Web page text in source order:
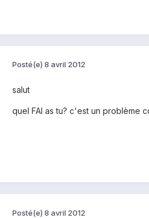
Posté(e) 8 avril 2012
salut
quel FAI as tu? c'est un problème
Posté(e) 8 avril 2012